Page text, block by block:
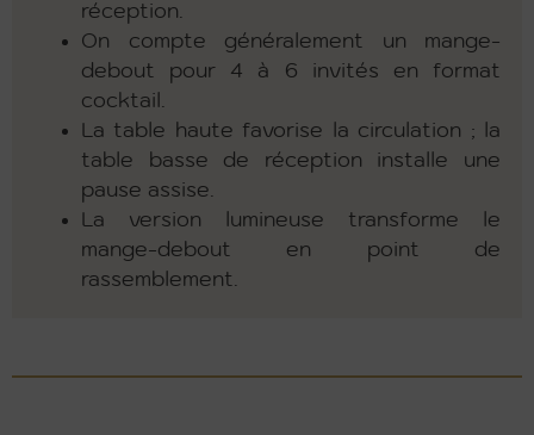
réception.
On compte généralement un mange-
debout pour 4 à 6 invités en format
cocktail.
La table haute favorise la circulation ; la
table basse de réception installe une
pause assise.
La version lumineuse transforme le
mange-debout en point de
rassemblement.